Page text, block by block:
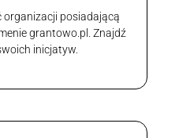
organizacji posiadającą
grantowo.pl. Znajdź
inicjatyw.